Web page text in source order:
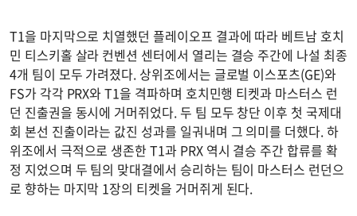
T1을 마지막으로 치열했던 플레이오프 결과에 따라 베트남 호치
민 티스키홀 살라 컨벤션 센터에서 열리는 결승 주간에 나설 최종
4개 팀이 모두 가려졌다. 상위조에서는 글로벌 이스포츠(GE)와
FS가 각각 PRX와 T1을 격파하며 호치민행 티켓과 마스터스 런
던 진출권을 동시에 거머쥐었다. 두 팀 모두 창단 이후 첫 국제대
회 본선 진출이라는 값진 성과를 일궈내며 그 의미를 더했다. 하
위조에서 극적으로 생존한 T1과 PRX 역시 결승 주간 합류를 확
정 지었으며 두 팀의 맞대결에서 승리하는 팀이 마스터스 런던으
로 향하는 마지막 1장의 티켓을 거머쥐게 된다.